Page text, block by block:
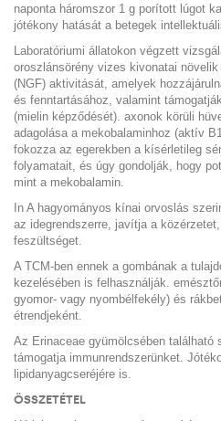
naponta háromszor 1 g porított lúgot
jótékony hatását a betegek
Laboratóriumi állatokon végzett
oroszlánsörény vizes kivonatai
(NGF) aktivitását, amelyek
és fenntartásához, valamint
(mielin képződését). axonok körüli
adagolása a mekobalaminhoz (aktív
fokozza az egerekben a kísérletileg
folyamatait, és úgy gondolják, hogy
mint a mekobalamin.
In A hagyományos kínai orvoslás
az idegrendszerre, javítja a
feszültséget.
A TCM-ben ennek a gombának a
kezelésében is felhasználják.
gyomor- vagy nyombélfekély) és
étrendjeként.
Az Erinaceae gyümölcsében található
támogatja immunrendszerünket.
lipidanyagcseréjére is.
ÖSSZETÉTEL